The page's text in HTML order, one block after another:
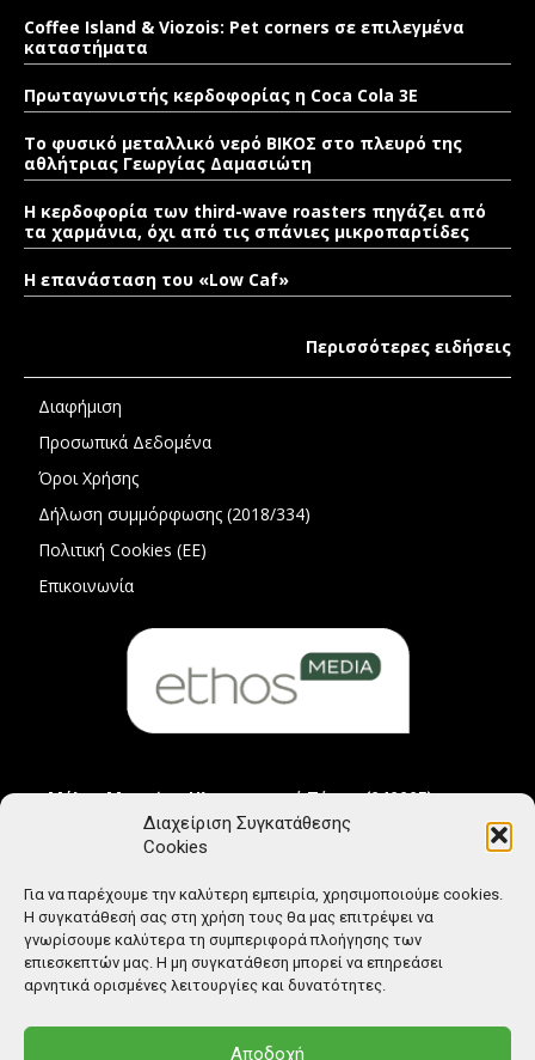
Διαχείριση Συγκατάθεσης
Cookies
Για να παρέχουμε την καλύτερη εμπειρία, χρησιμοποιούμε cookies.
Η συγκατάθεσή σας στη χρήση τους θα μας επιτρέψει να
γνωρίσουμε καλύτερα τη συμπεριφορά πλοήγησης των
επιεσκεπτών μας. Η μη συγκατάθεση μπορεί να επηρεάσει
αρνητικά ορισμένες λειτουργίες και δυνατότητες.
Αποδοχή
Coffee Island & Viozois: Pet corners σε επιλεγμένα
καταστήματα
Πρωταγωνιστής κερδοφορίας η Coca Cola 3E
Το φυσικό μεταλλικό νερό ΒΙΚΟΣ στο πλευρό της
αθλήτριας Γεωργίας Δαμασιώτη
Η κερδοφορία των third-wave roasters πηγάζει από
τα χαρμάνια, όχι από τις σπάνιες μικροπαρτίδες
Η επανάσταση του «Low Caf»
Περισσότερες ειδήσεις
Διαφήμιση
Προσωπικά Δεδομένα
Όροι Χρήσης
Δήλωση συμμόρφωσης (2018/334)
Πολιτική Cookies (ΕΕ)
Επικοινωνία
Μέλος Μητρώου Ηλεκτρονικού Τύπου (242225)